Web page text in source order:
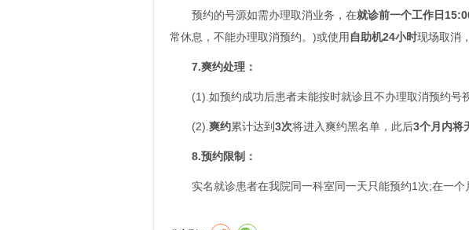
预约的号源如需办理取消业务，在就诊前一个工作日
常休息，不能办理取消预约。)或使用 自助机24小时现场取消
7.爽约处理：
(1).如预约成功后患者未能按时就诊且不办理取消预约号
(2). 爽约累计达到 3次将进入爽约黑名单，此后3个月内将
8.预约限制：
实名就诊患者在我院同一科室同一天只能预约1次;在一个